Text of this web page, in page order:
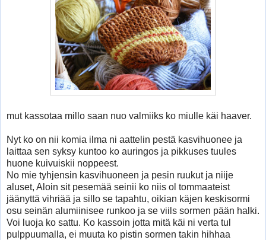
mut kassotaa millo saan nuo valmiiks ko miulle käi haaver.
Nyt ko on nii komia ilma ni aattelin pestä kasvihuonee ja
laittaa sen syksy kuntoo ko auringos ja pikkuses tuules
huone kuivuiskii noppeest.
No mie tyhjensin kasvihuoneen ja pesin ruukut ja niije
aluset, Aloin sit pesemää seinii ko niis ol tommaateist
jäänyttä vihriää ja sillo se tapahtu, oikian käjen keskisormi
osu seinän alumiinisee runkoo ja se viils sormen pään halki.
Voi luoja ko sattu. Ko kassoin jotta mitä käi ni verta tul
pulppuumalla, ei muuta ko pistin sormen takin hihhaa